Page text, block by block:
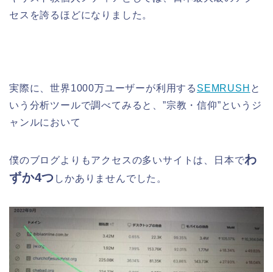
セスを誇るほどになりました。
実際に、世界1000万ユーザーが利用する SEMRUSH と
いう分析ツールで調べてみると、”宗教・信仰”というジ
ャンルにおいて
僕のブログよりもアクセスの多いサイトは、日本でわ
ずか4つ しかありませんでした。